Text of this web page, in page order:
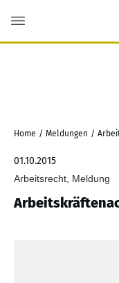
Home / Meldungen /
01.10.2015
Arbeitsrecht, Meldung